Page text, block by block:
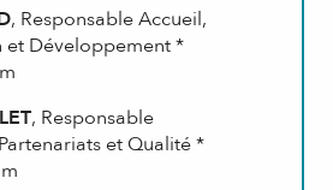
, Responsable Accueil,
et Développement *
, Responsable
et Qualité *